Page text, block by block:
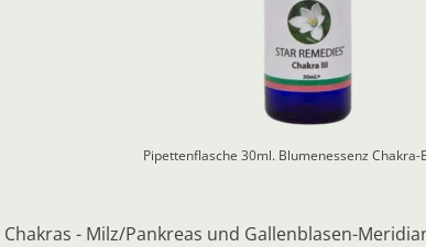
Pipettenflasche 30ml. Blumenessenz Chakra-
- Milz/Pankreas und Gallenblasen-